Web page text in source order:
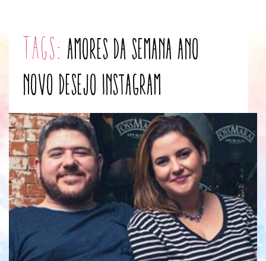
tags: Amores da Semana ano
novo desejo instagram